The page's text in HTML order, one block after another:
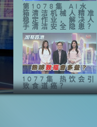
第1078集 AI水
箱清洁机械人精准
稳定作业，解决人
手清洁安全隐患？
1077集 热饮会引
致食道癌？